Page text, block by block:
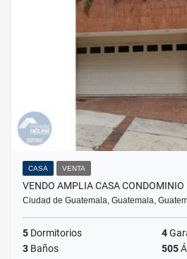
CASA VENTA
VENDO AMPLIA CASA CONDOMINIO
Ciudad de Guatemala, Guatemala,
5 Dormitorios 4
3 Baños 505